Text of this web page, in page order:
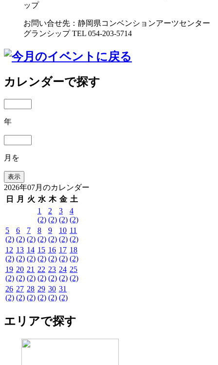
ップ
お問い合せ先：静岡県コンベンションアーツセンター
グランシップ TEL 054-203-5714
カレンダーで探す
年
月を
2026年07月のカレンダー
日
月 火 水 木 金 土
1
(2)
2
(2)
3
(2)
4
(2)
5
(2)
6
(2)
7
(2)
8
(2)
9
(2)
10
(2)
11
(2)
12
(2)
13
(2)
14
(2)
15
(2)
16
(2)
17
(2)
18
(2)
19
(2)
20
(2)
21
(2)
22
(2)
23
(2)
24
(2)
25
(2)
26
(2)
27
(2)
28
(2)
29
(2)
30
(2)
31
(2)
エリアで探す